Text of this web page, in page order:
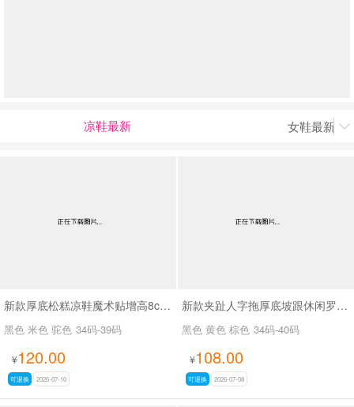
凉鞋最新 女鞋最新上

新款厚底松糕凉鞋魔术贴增高8cm露趾罗马沙滩凉鞋SA2670-1
黑色 米色 驼色 34码-39码
¥120.00
可退换 2026-07-10
新款夹趾人字拖厚底坡跟休闲罗马鞋凉鞋SA2666
黑色 黄色 棕色 34码-40码
¥108.00
可退换 2026-07-08